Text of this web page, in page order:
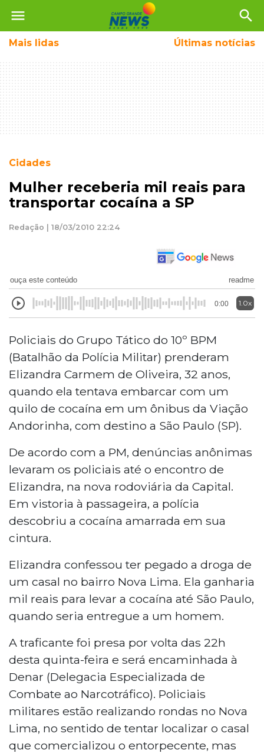
menu search
Mais lidas Últimas notícias
Cidades
Mulher receberia mil reais para
transportar cocaína a SP
Redação | 18/03/2010 22:24
ouça este conteúdo readme
0:00 1.0x
Policiais do Grupo Tático do 10º BPM
(Batalhão da Polícia Militar) prenderam
Elizandra Carmem de Oliveira, 32 anos,
quando ela tentava embarcar com um
quilo de cocaína em um ônibus da Viação
Andorinha, com destino a São Paulo (SP).
De acordo com a PM, denúncias anônimas
levaram os policiais até o encontro de
Elizandra, na nova rodoviária da Capital.
Em vistoria à passageira, a polícia
descobriu a cocaína amarrada em sua
cintura.
Elizandra confessou ter pegado a droga de
um casal no bairro Nova Lima. Ela ganharia
mil reais para levar a cocaína até São Paulo,
quando seria entregue a um homem.
A traficante foi presa por volta das 22h
desta quinta-feira e será encaminhada à
Denar (Delegacia Especializada de
Combate ao Narcotráfico). Policiais
militares estão realizando rondas no Nova
Lima, no sentido de tentar localizar o casal
que comercializou o entorpecente, mas